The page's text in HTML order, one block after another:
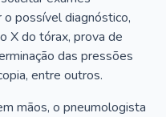
possível diagnóstico,
X do tórax, prova de
das pressões
entre outros.
mãos, o pneumologista